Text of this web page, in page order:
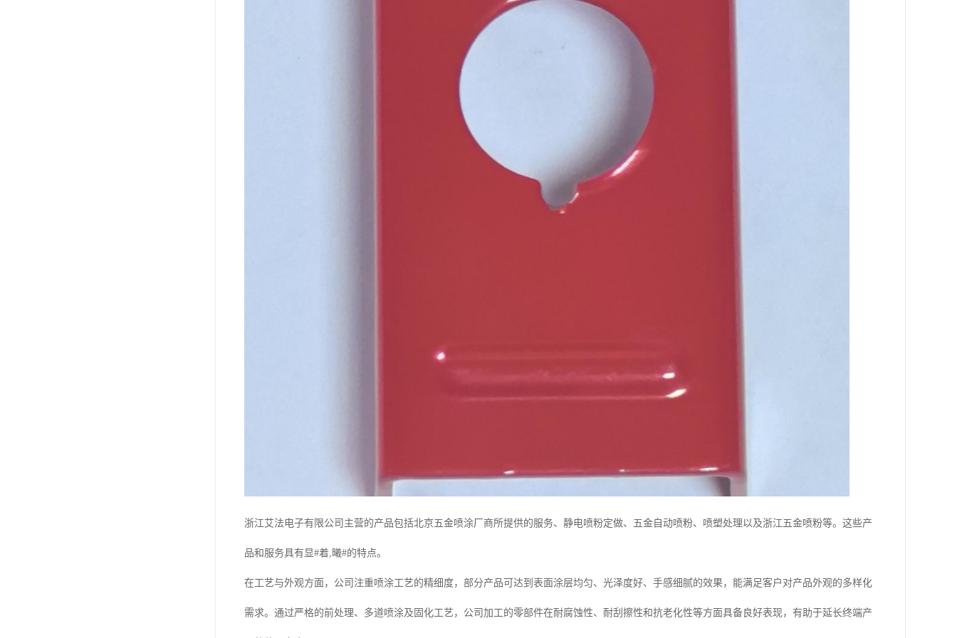
浙江艾法电子有限公司主营的产品包括北京五金喷涂厂商所提供的服务、静电喷粉定做、五金自动喷粉、喷塑处理以及浙江五金喷粉等。这些产
品和服务具有显#着,曦#的特点。
在工艺与外观方面，公司注重喷涂工艺的精细度，部分产品可达到表面涂层均匀、光泽度好、手感细腻的效果，能满足客户对产品外观的多样化
需求。通过严格的前处理、多道喷涂及固化工艺，公司加工的零部件在耐腐蚀性、耐刮擦性和抗老化性等方面具备良好表现，有助于延长终端产